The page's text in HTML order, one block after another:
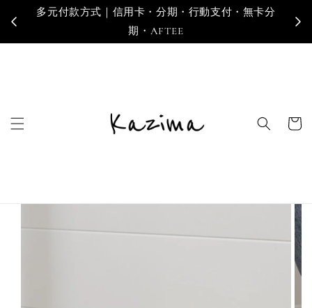
多元付款方式｜信用卡・分期・行動支付・無卡分
期・AFTEE
寄